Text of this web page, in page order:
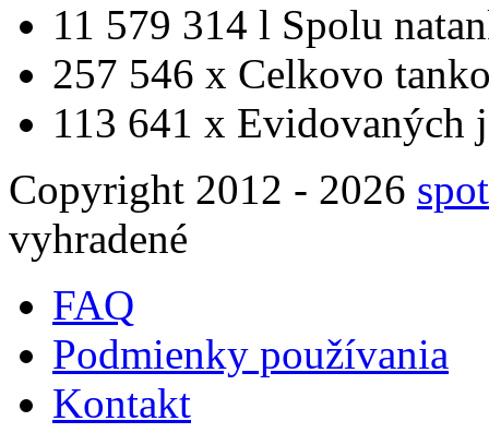
11 579 314 l Spolu
257 546 x Celkovo
113 641 x Evidovaných
Copyright 2012 - 2026
vyhradené
FAQ
Podmienky používania
Kontakt